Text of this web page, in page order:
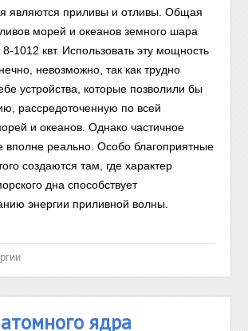
являются приливы и отливы. Общая
морей и океанов земного шара
8-1012 квт. Использовать эту мощность
невозможно, так как трудно
устройства, которые позволили бы
рассредоточенную по всей
и океанов. Однако частичное
вполне реально. Особо благоприятные
создаются там, где характер
дна способствует
энергии приливной волны.
ядра